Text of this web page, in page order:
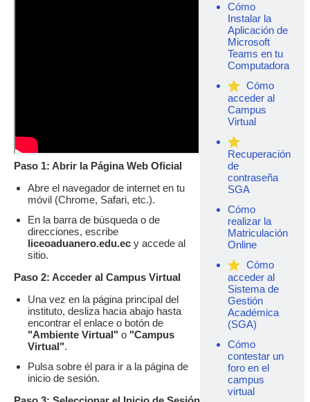
Paso 1: Abrir la Página Web Oficial
Abre el navegador de internet en tu
móvil (Chrome, Safari, etc.).
En la barra de búsqueda o de
direcciones, escribe
liceoaduanero.edu.ec y accede al
sitio.
Paso 2: Acceder al Campus Virtual
Una vez en la página principal del
instituto, desliza hacia abajo hasta
encontrar el enlace o botón de
"Ambiente Virtual" o "Campus
Virtual".
Pulsa sobre él para ir a la página de
inicio de sesión.
Cómo
Instalar la
Aplicación de
Microsoft
Teams en tu
Computadora
Cómo
acceder al
Campus
Virtual
Recuperación
de
contraseña
SGA
Cómo
realizar la
Matriculación
Online
Cómo
acceder al
Sistema de
Gestión
Académica
(SGA)
Cómo
contestar un
foro en el
campus
virtual